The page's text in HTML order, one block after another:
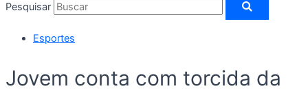
Pesquisar
Esportes
Jovem conta com torcida da